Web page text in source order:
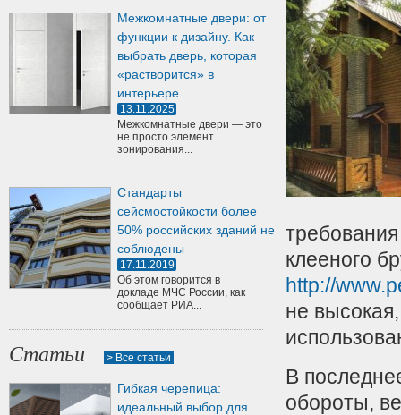
Уплотнитель для деревянных дверей
Артикул:
Межкомнатные двери: от
функции к дизайну. Как
выбрать дверь, которая
«растворится» в
интерьере
13.11.2025
Межкомнатные двери — это
не просто элемент
зонирования...
Стандарты
сейсмостойкости более
50% российских зданий не
соблюдены
17.11.2019
Об этом говорится в
докладе МЧС России, как
сообщает РИА...
Статьи > Все статьи
Гибкая черепица:
идеальный выбор для
клееного
http://
не
В
обороты,